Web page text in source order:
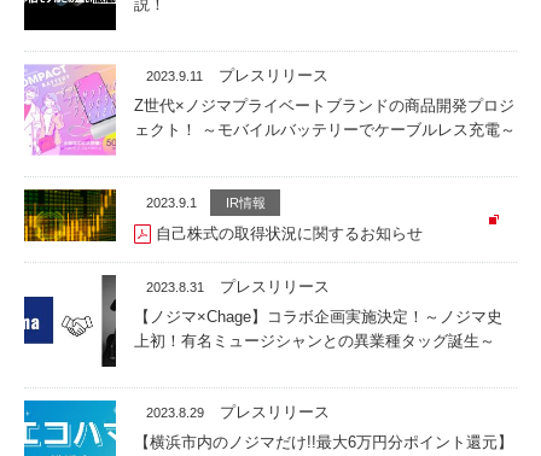
説！
2023.9.11
プレスリリース
Z世代×ノジマプライベートブランドの商品開発プロジ
ェクト！ ～モバイルバッテリーでケーブルレス充電～
2023.9.1 IR情報
自己株式の取得状況に関するお知らせ
2023.8.31
プレスリリース
【ノジマ×Chage】コラボ企画実施決定！～ノジマ史
上初！有名ミュージシャンとの異業種タッグ誕生～
2023.8.29
プレスリリース
【横浜市内のノジマだけ!!最大6万円分ポイント還元】